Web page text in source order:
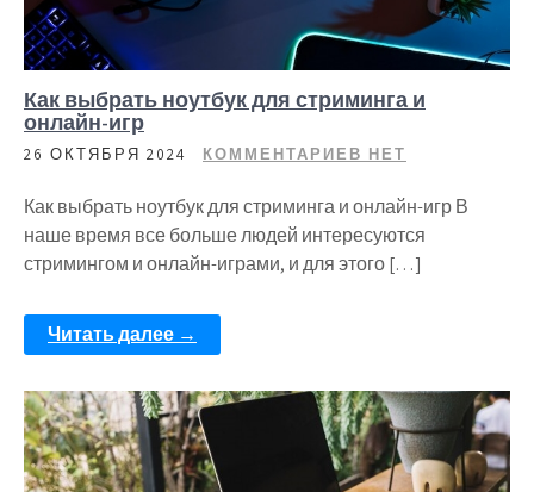
Как выбрать ноутбук для стриминга и
онлайн-игр
26 ОКТЯБРЯ 2024 КОММЕНТАРИЕВ НЕТ
Как выбрать ноутбук для стриминга и онлайн-игр В
наше время все больше людей интересуются
стримингом и онлайн-играми, и для этого […]
Читать далее →